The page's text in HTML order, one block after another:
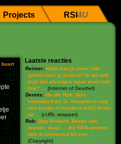
Projects RSI 4U
buurt Laatste reacties
Reinier: hallo kan je meer info
geven over je project? ik wil ook
mijn bel afvangen maar weet niet
hoe? ...
(Internet of Deurbel)
Dennis: Ha die Rob, Niks
veranderd zie ik. Hoogstens nog
een tandje of honderd erbij! Groet
uit ...
(cURL wrapper)
Rob: Dag Richard, Beetje late
reactie, maar ... die NEN-normen
heb ik toentertijd bij een ...
(Copyright)